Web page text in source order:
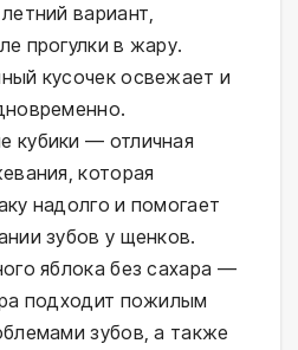
вариант,
прогулки в жару.
кусочек освежает и
кубики — отличная
которая
надолго и помогает
зубов у щенков.
яблока без сахара —
подходит пожилым
зубов, а также